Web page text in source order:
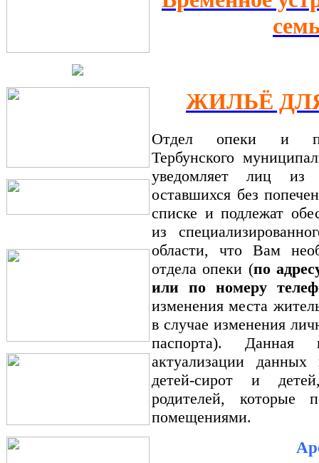
ЖИЛЬЁ
Отдел опеки и
Тербунского
уведомляет лиц из
оставшихся без
списке и подлежат
из
области, что Вам
отдела опеки (по
или по номеру
изменения места
в случае изменения
паспорта). Данная
актуализации
детей-сирот и
родителей, которые
помещениями.